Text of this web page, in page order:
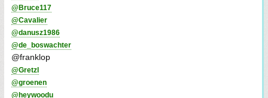
@Bruce117
@Cavalier
@danusz1986
@de_boswachter
@franklop
@Gretzl
@groenen
@heywoodu